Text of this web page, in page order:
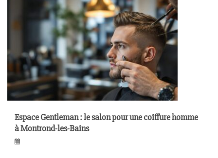
Espace Gentleman : le salon pour une coiffure homme
à Montrond-les-Bains